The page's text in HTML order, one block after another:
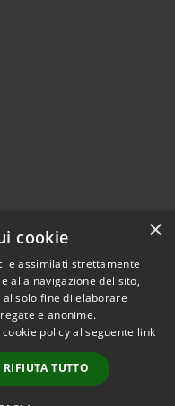
© 2026 • Comune di
Valbondione • Powered by
Municipium•
Accesso
redazione
×
cookie
e assimilati strettamente
alla navigazione del sito,
solo fine di elaborare
e anonime.
policy al seguente link
RIFIUTA TUTTO